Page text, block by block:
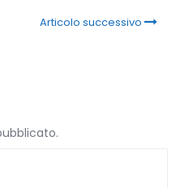
Articolo successivo